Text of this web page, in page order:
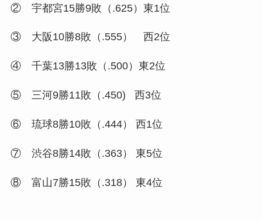
② 宇都宮15勝9敗（.625）東1位
③ 大阪10勝8敗（.555） 西2位
④ 千葉13勝13敗（.500）東2位
⑤ 三河9勝11敗（.450) 西3位
⑥ 琉球8勝10敗（.444） 西1位
⑦ 渋谷8勝14敗（.363） 東5位
⑧ 富山7勝15敗（.318） 東4位